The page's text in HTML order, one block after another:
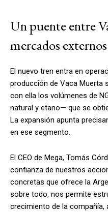
Un puente entre
mercados externos
El nuevo tren entra en
producción de Vaca Muerta
con ella los volúmenes de
natural y etano— que se
La expansión apunta
en ese segmento.
El CEO de Mega, Tomás
confianza de nuestros
concretas que ofrece la
sobre todo, nos permite
crecimiento de la compañía,